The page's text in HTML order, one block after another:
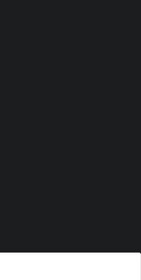
alles, was